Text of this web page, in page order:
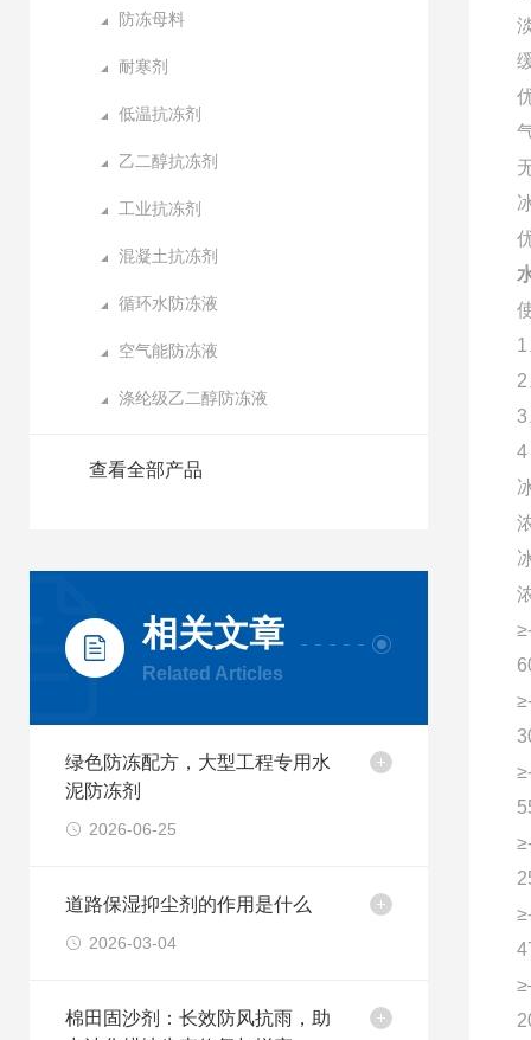
防冻母料
耐寒剂
低温抗冻剂
乙二醇抗冻剂
工业抗冻剂
混凝土抗冻剂
循环水防冻液
空气能防冻液
涤纶级乙二醇防冻液
查看全部产品
相关文章
Related Articles
绿色防冻配方，大型工程专用水
泥防冻剂
2026-06-25
道路保湿抑尘剂的作用是什么
2026-03-04
棉田固沙剂：长效防风抗雨，助
3